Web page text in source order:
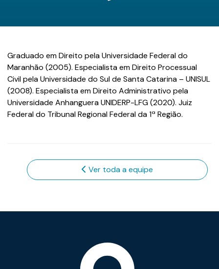
Graduado em Direito pela Universidade Federal do
Maranhão (2005). Especialista em Direito Processual
Civil pela Universidade do Sul de Santa Catarina – UNISUL
(2008). Especialista em Direito Administrativo pela
Universidade Anhanguera UNIDERP-LFG (2020). Juiz
Federal do Tribunal Regional Federal da 1ª Região.
Ver toda a equipe